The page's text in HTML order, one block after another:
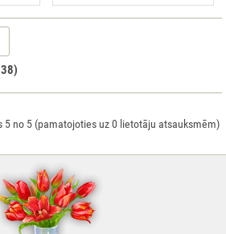
)
5 no 5 (pamatojoties uz0 lietotāju atsauksmēm)